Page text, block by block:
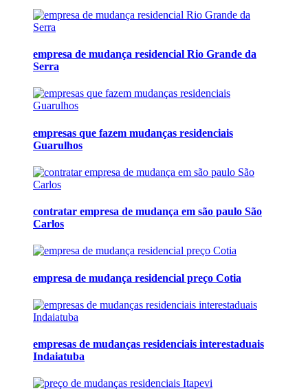
empresa de mudança residencial Rio Grande da
Serra
empresas que fazem mudanças residenciais
Guarulhos
contratar empresa de mudança em são paulo São
Carlos
empresa de mudança residencial preço Cotia
empresas de mudanças residenciais interestaduais
Indaiatuba